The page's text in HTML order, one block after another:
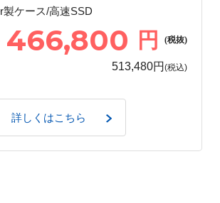
製ケース/高速SSD
466,800 円 (税抜)
513,480円 (税込)
詳しくはこちら